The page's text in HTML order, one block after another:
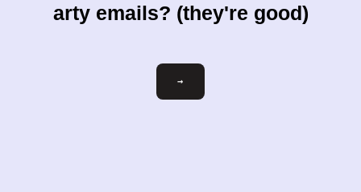
arty emails? (they're good)
ihre-
→